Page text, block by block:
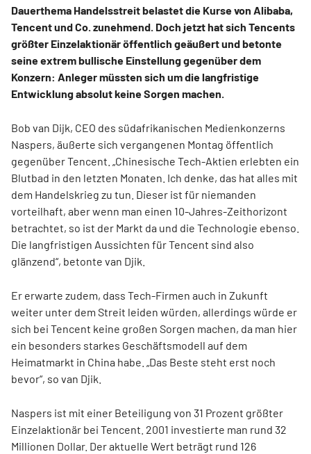
Dauerthema Handelsstreit belastet die Kurse von Alibaba,
Tencent und Co. zunehmend. Doch jetzt hat sich Tencents
größter Einzelaktionär öffentlich geäußert und betonte
seine extrem bullische Einstellung gegenüber dem
Konzern: Anleger müssten sich um die langfristige
Entwicklung absolut keine Sorgen machen.
Bob van Dijk, CEO des südafrikanischen Medienkonzerns
Naspers, äußerte sich vergangenen Montag öffentlich
gegenüber Tencent. „Chinesische Tech-Aktien erlebten ein
Blutbad in den letzten Monaten. Ich denke, das hat alles mit
dem Handelskrieg zu tun. Dieser ist für niemanden
vorteilhaft, aber wenn man einen 10-Jahres-Zeithorizont
betrachtet, so ist der Markt da und die Technologie ebenso.
Die langfristigen Aussichten für Tencent sind also
glänzend“, betonte van Djik.
Er erwarte zudem, dass Tech-Firmen auch in Zukunft
weiter unter dem Streit leiden würden, allerdings würde er
sich bei Tencent keine großen Sorgen machen, da man hier
ein besonders starkes Geschäftsmodell auf dem
Heimatmarkt in China habe. „Das Beste steht erst noch
bevor“, so van Djik.
Naspers ist mit einer Beteiligung von 31 Prozent größter
Einzelaktionär bei Tencent. 2001 investierte man rund 32
Millionen Dollar. Der aktuelle Wert beträgt rund 126